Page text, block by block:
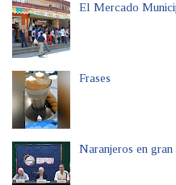
El Mercado
Frases
Naranjeros en